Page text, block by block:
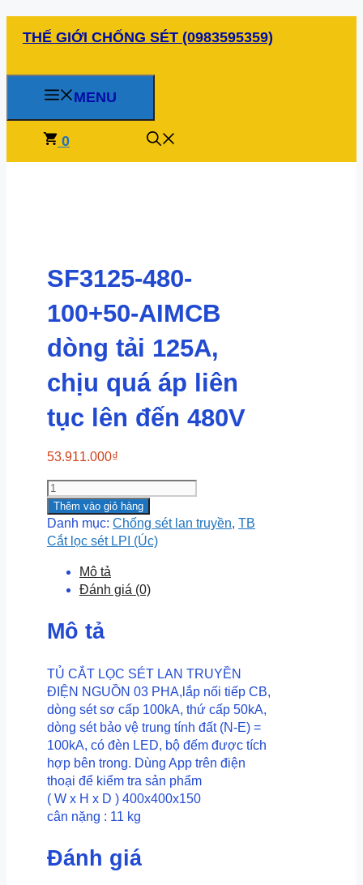
đến
dung
THẾ GIỚI CHỐNG SÉT (0983595359)
MENU
0
SF3125-480-
100+50-AIMCB
dòng tải 125A,
chịu quá áp liên
tục lên đến 480V
53.911.000₫
SF3125-
480-
100+50-
AIMCB
125A,
quá
liên
tục
lên
đến
480V
số
lượng
Thêm vào giỏ hàng
Danh mục: Chống sét lan truyền, TB
Cắt lọc sét LPI (Úc)
Mô tả
Đánh giá (0)
Mô tả
TỦ CẮT LỌC SÉT LAN TRUYỀN
ĐIỆN NGUỒN 03 PHA,lắp nối tiếp CB,
dòng sét sơ cấp 100kA, thứ cấp 50kA,
dòng sét bảo vệ trung tính đất (N-E) =
100kA, có đèn LED, bộ đếm được tích
hợp bên trong. Dùng App trên điện
thoại để kiểm tra sản phẩm
( W x H x D ) 400x400x150
cân nặng : 11 kg
Đánh giá